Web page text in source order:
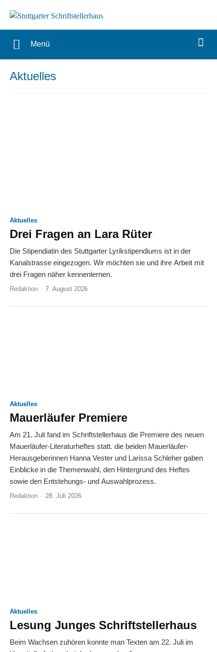
Menü
Aktuelles
Aktuelles
Drei Fragen an Lara Rüter
Die Stipendiatin des Stuttgarter Lyrikstipendiums ist in der
Kanalstrasse eingezogen. Wir möchten sie und ihre Arbeit mit
drei Fragen näher kennenlernen.
Redaktion - 7. August 2026
Aktuelles
Mauerläufer Premiere
Am 21. Juli fand im Schriftstellerhaus die Premiere des neuen
Mauerläufer-Literaturheftes statt. die beiden Mauerläufer-
Herausgeberinnen Hanna Vester und Larissa Schleher gaben
Einblicke in die Themenwahl, den Hintergrund des Heftes
sowie den Entstehungs- und Auswahlprozess.
Redaktion - 28. Juli 2026
Aktuelles
Lesung Junges Schriftstellerhaus
Beim Wachsen zuhören konnte man Texten am 22. Juli im